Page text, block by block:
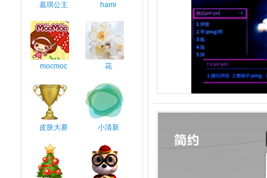
嘉琪公主 hami
mocmoc 花
皮肤大赛 小清新